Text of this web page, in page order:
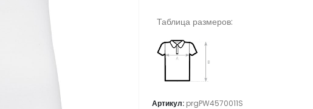
Таблица размеров:
Артикул: prgPW4570011S